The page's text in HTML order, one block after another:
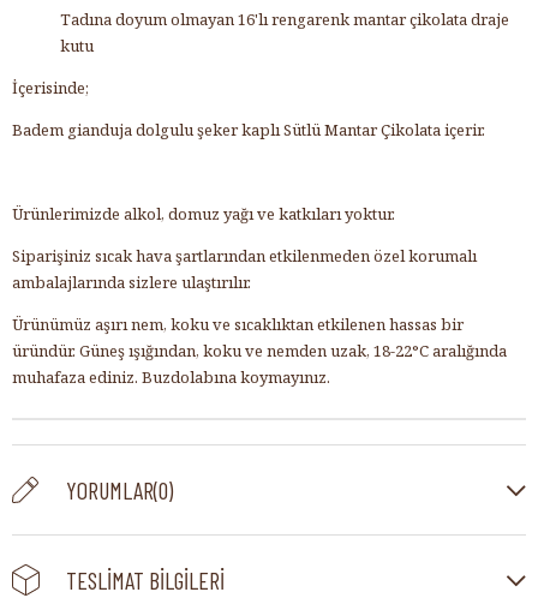
Tadına doyum olmayan 16'lı rengarenk mantar çikolata draje
kutu
İçerisinde;
Badem gianduja dolgulu şeker kaplı Sütlü Mantar Çikolata içerir.
Ürünlerimizde alkol, domuz yağı ve katkıları yoktur.
Siparişiniz sıcak hava şartlarından etkilenmeden özel korumalı
ambalajlarında sizlere ulaştırılır.
Ürünümüz aşırı nem, koku ve sıcaklıktan etkilenen hassas bir
üründür. Güneş ışığından, koku ve nemden uzak, 18-22°C aralığında
muhafaza ediniz. Buzdolabına koymayınız.
YORUMLAR(0)
TESLIMAT BILGILERI